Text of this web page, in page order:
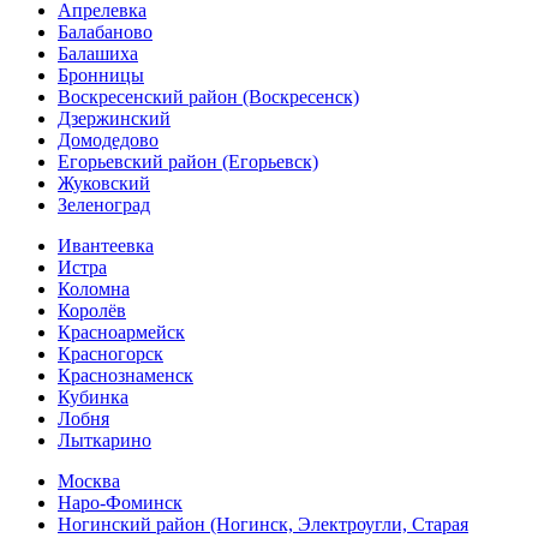
Апрелевка
Балабаново
Балашиха
Бронницы
Воскресенский район (Воскресенск)
Дзержинский
Домодедово
Егорьевский район (Егорьевск)
Жуковский
Зеленоград
Ивантеевка
Истра
Коломна
Королёв
Красноармейск
Красногорск
Краснознаменск
Кубинка
Лобня
Лыткарино
Москва
Наро-Фоминск
Ногинский район (Ногинск, Электроугли, Старая